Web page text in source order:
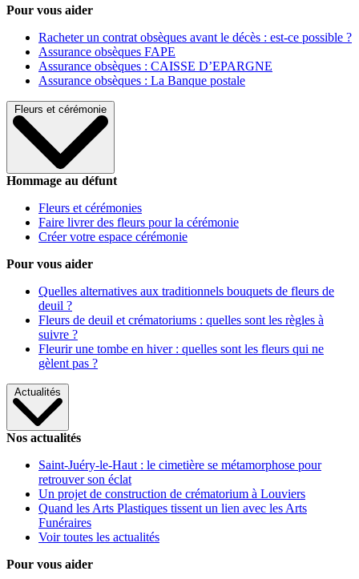
Pour vous aider
Racheter un contrat obsèques avant le décès : est-ce possible ?
Assurance obsèques FAPE
Assurance obsèques : CAISSE D’EPARGNE
Assurance obsèques : La Banque postale
Fleurs et cérémonie
Hommage au défunt
Fleurs et cérémonies
Faire livrer des fleurs pour la cérémonie
Créer votre espace cérémonie
Pour vous aider
Quelles alternatives aux traditionnels bouquets de fleurs de
deuil ?
Fleurs de deuil et crématoriums : quelles sont les règles à
suivre ?
Fleurir une tombe en hiver : quelles sont les fleurs qui ne
gèlent pas ?
Actualités
Nos actualités
Saint-Juéry-le-Haut : le cimetière se métamorphose pour
retrouver son éclat
Un projet de construction de crématorium à Louviers
Quand les Arts Plastiques tissent un lien avec les Arts
Funéraires
Voir toutes les actualités
Pour vous aider